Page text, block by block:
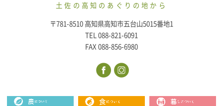
土佐の高知のあぐりの地から
〒781-8510 高知県高知市五台山5015番地1
TEL 088-821-6091
FAX 088-856-6980